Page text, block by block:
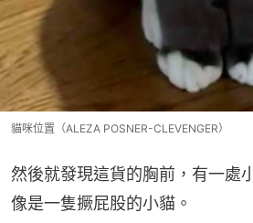
貓咪位置（ALEZA POSNER-CLEVENGER）
然後就發現這貨的胸前，有一處
像是一隻撅屁股的小貓。